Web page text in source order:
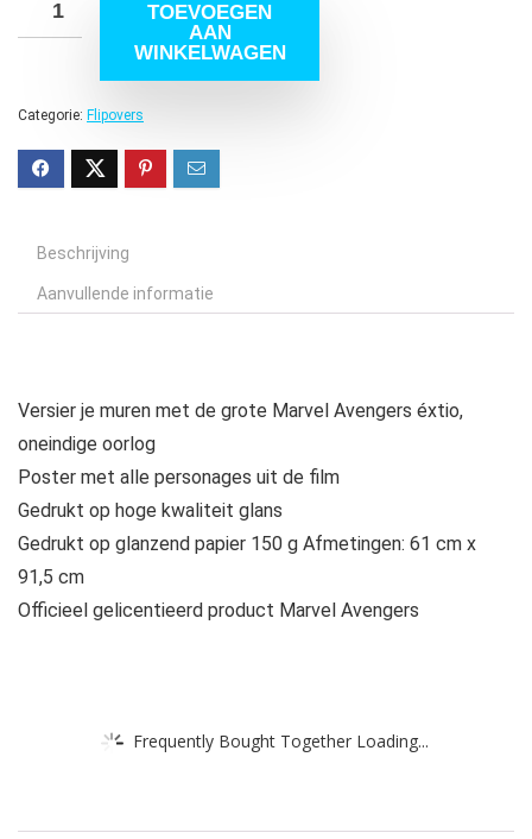
TOEVOEGEN
AAN
WINKELWAGEN
Categorie: Flipovers
Beschrijving
Aanvullende informatie
Versier je muren met de grote Marvel Avengers éxtio,
oneindige oorlog
Poster met alle personages uit de film
Gedrukt op hoge kwaliteit glans
Gedrukt op glanzend papier 150 g Afmetingen: 61 cm x
91,5 cm
Officieel gelicentieerd product Marvel Avengers
Frequently Bought Together Loading...